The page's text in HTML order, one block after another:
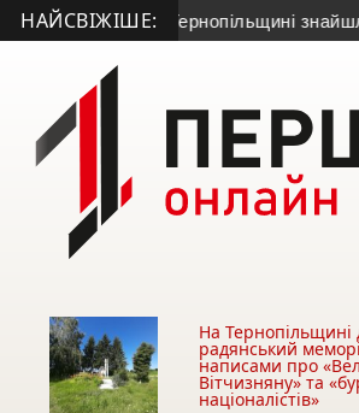
НАЙСВІЖІШЕ:
зв’язок: на Тернопільщині знайшли
На Тернопільщині
радянський
написами про
Вітчизняну» та
націоналістів»